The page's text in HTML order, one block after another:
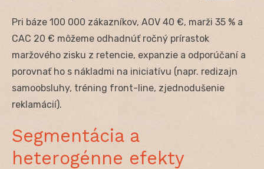
Pri báze 100 000 zákazníkov, AOV 40 €, marži 35 % a
CAC 20 € môžeme odhadnúť ročný prírastok
maržového zisku z retencie, expanzie a odporúčaní a
porovnať ho s nákladmi na iniciatívu (napr. redizajn
samoobsluhy, tréning front-line, zjednodušenie
reklamácií).
Segmentácia a
heterogénne efekty